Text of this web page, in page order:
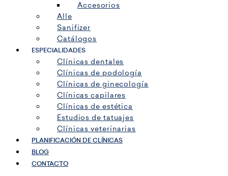
Accesorios
Alle
Sanifizer
Catálogos
ESPECIALIDADES
Clínicas dentales
Clínicas de podología
Clínicas de ginecología
Clínicas capilares
Clínicas de estética
Estudios de tatuajes
Clínicas veterinarias
PLANIFICACIÓN DE CLÍNICAS
BLOG
CONTACTO